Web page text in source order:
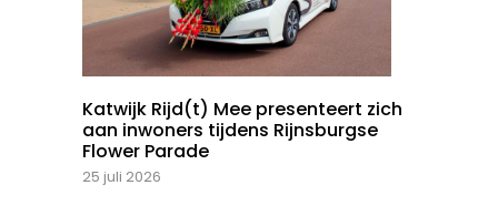
Katwijk Rijd(t) Mee presenteert zich
aan inwoners tijdens Rijnsburgse
Flower Parade
25 juli 2026